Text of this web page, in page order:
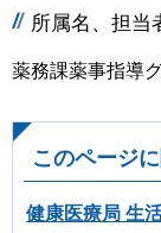
所属名、担当
薬務課薬事指導
このページ
健康医療局 生